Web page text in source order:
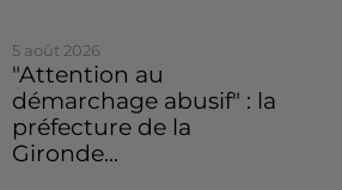
5 août 2026
"Attention au
démarchage abusif" : la
préfecture de la
Gironde...